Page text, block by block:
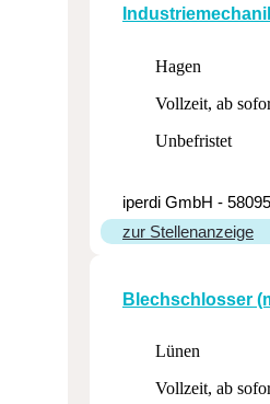
Hagen
Vollzeit, ab
Unbefristet
iperdi GmbH -
zur Stellenanzeige
Blech­schlosser
Lünen
Vollzeit, ab